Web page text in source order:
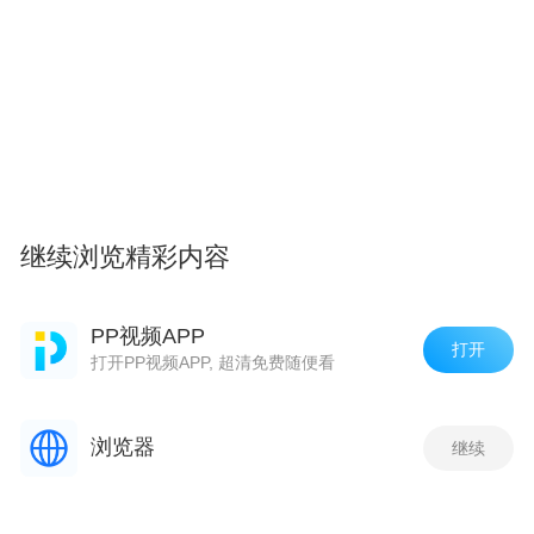
继续浏览精彩内容
PP视频APP
打开PP视频APP, 超清免费随便看
打开
浏览器 继续